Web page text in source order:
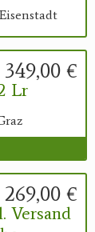
349,00 €
Lr
269,00 €
Versand